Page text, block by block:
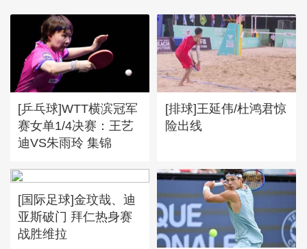
[乒乓球]WTT横滨冠军
赛女单1/4决赛：王艺
迪VS朱雨玲 集锦
[排球]王延伟/杜鸿君惊
险出线
[国际足球]金玟哉、迪
亚斯破门 拜仁热身赛
战胜维拉